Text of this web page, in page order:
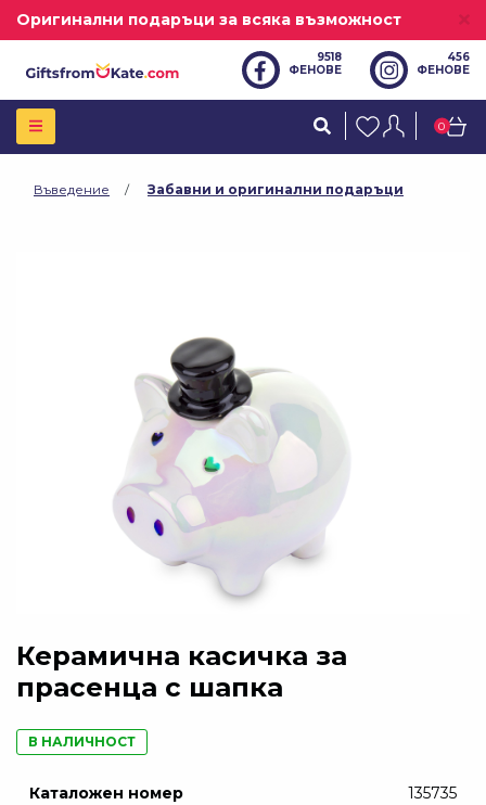
Оригинални подаръци за всяка възможност
9518
ФЕНОВЕ
456
ФЕНОВЕ
0
Въведение Забавни и оригинални подаръци
Керамична касичка за
прасенца с шапка
В НАЛИЧНОСТ
Каталожен номер 135735